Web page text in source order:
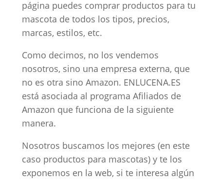
página puedes comprar productos para tu
mascota de todos los tipos, precios,
marcas, estilos, etc.
Como decimos, no los vendemos
nosotros, sino una empresa externa, que
no es otra sino Amazon. ENLUCENA.ES
está asociada al programa Afiliados de
Amazon que funciona de la siguiente
manera.
Nosotros buscamos los mejores (en este
caso productos para mascotas) y te los
exponemos en la web, si te interesa algún